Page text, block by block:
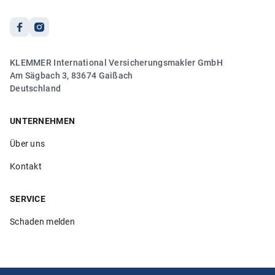
„Ich war wirklich begeistert von der Beratung durch Frau
Anliegen gekümmert. Man merkt, dass ihr die
Zufriedenheit der Kund:innen wirklich am Herzen liegt.“
und kompetente Art“
Anonym
KLEMMER International Versicherungsmakler GmbH
Am Sägbach 3, 83674 Gaißach
Deutschland
UNTERNEHMEN
Über uns
Kontakt
SERVICE
Schaden melden